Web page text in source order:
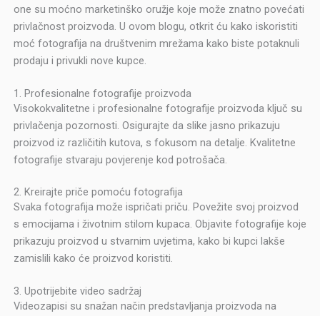
one su moćno marketinško oružje koje može znatno povećati
privlačnost proizvoda. U ovom blogu, otkrit ću kako iskoristiti
moć fotografija na društvenim mrežama kako biste potaknuli
prodaju i privukli nove kupce.
1. Profesionalne fotografije proizvoda
Visokokvalitetne i profesionalne fotografije proizvoda ključ su
privlačenja pozornosti. Osigurajte da slike jasno prikazuju
proizvod iz različitih kutova, s fokusom na detalje. Kvalitetne
fotografije stvaraju povjerenje kod potrošača.
2. Kreirajte priče pomoću fotografija
Svaka fotografija može ispričati priču. Povežite svoj proizvod
s emocijama i životnim stilom kupaca. Objavite fotografije koje
prikazuju proizvod u stvarnim uvjetima, kako bi kupci lakše
zamislili kako će proizvod koristiti.
3. Upotrijebite video sadržaj
Videozapisi su snažan način predstavljanja proizvoda na